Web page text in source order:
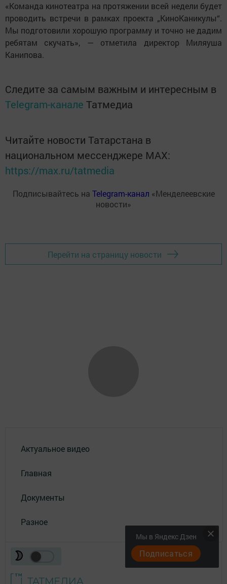
«Команда кинотеатра на протяжении всей недели будет
проводить встречи в рамках проекта „КиноКаникулы“.
Мы подготовили хорошую программу и точно не дадим
ребятам скучать», — отметила директор Миляуша
Канипова.
Следите за самым важным и интересным в
Telegram-канале Татмедиа
Читайте новости Татарстана в
национальном мессенджере MАХ:
https://max.ru/tatmedia
Подписывайтесь на Telegram-канал «Менделеевские
новости»
Перейти на страницу новости
Актуальное видео
Главная
Документы
Разное
Мы в Яндекс Дзен
Подписаться